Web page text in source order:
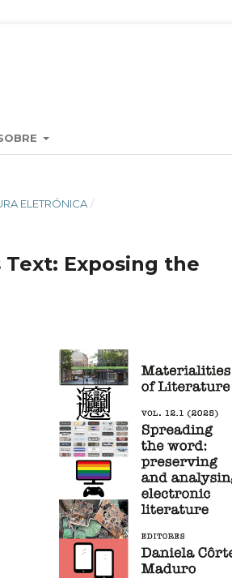
ELETRÓNICA /
Exposing the